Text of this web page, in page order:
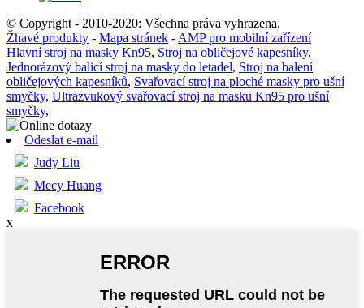
© Copyright - 2010-2020: Všechna práva vyhrazena.
Žhavé produkty - Mapa stránek - AMP pro mobilní zařízení
Hlavní stroj na masky Kn95, Stroj na obličejové kapesníky,
Jednorázový balicí stroj na masky do letadel, Stroj na balení
obličejových kapesníků, Svařovací stroj na ploché masky pro ušní
smyčky, Ultrazvukový svařovací stroj na masku Kn95 pro ušní
smyčky,
Odeslat e-mail
Judy Liu
Mecy Huang
Facebook
x